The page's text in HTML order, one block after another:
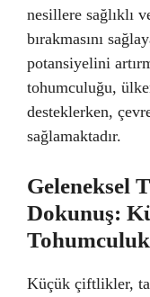
nesillere sağlıklı
bırakmasını
potansiyelini
tohumculuğu,
desteklerken,
sağlamaktadır.
Geleneksel
Dokunuş:
Tohumculuk
Küçük çiftlikler,